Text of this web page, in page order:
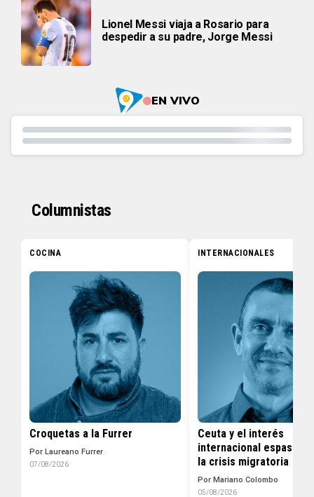
Lionel Messi viaja a Rosario para
despedir a su padre, Jorge Messi
EN VIVO
Columnistas
COCINA
Croquetas a la Furrer
Por Laureano Furrer
07/08/2026
INTERNACIONALES
Ceuta y el interés
internacional
la crisis migratoria
Por Mariano Colombo
05/08/2026